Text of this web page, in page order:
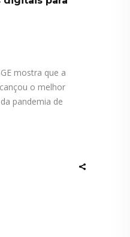
mostra que a
o melhor
pandemia de